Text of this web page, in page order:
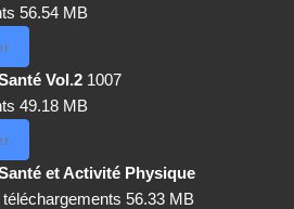
56.54 MB
Vol.2 1007
49.18 MB
et Activité Physique
téléchargements 56.33 MB